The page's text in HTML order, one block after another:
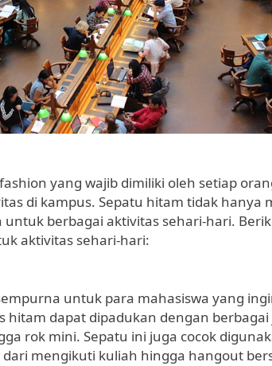
yang wajib dimiliki oleh setiap
di kampus. Sepatu hitam tidak hanya
berbagai aktivitas sehari-hari.
aktivitas sehari-hari:
untuk para mahasiswa yang
dapat dipadukan dengan berbagai
rok mini. Sepatu ini juga cocok
mengikuti kuliah hingga hangout